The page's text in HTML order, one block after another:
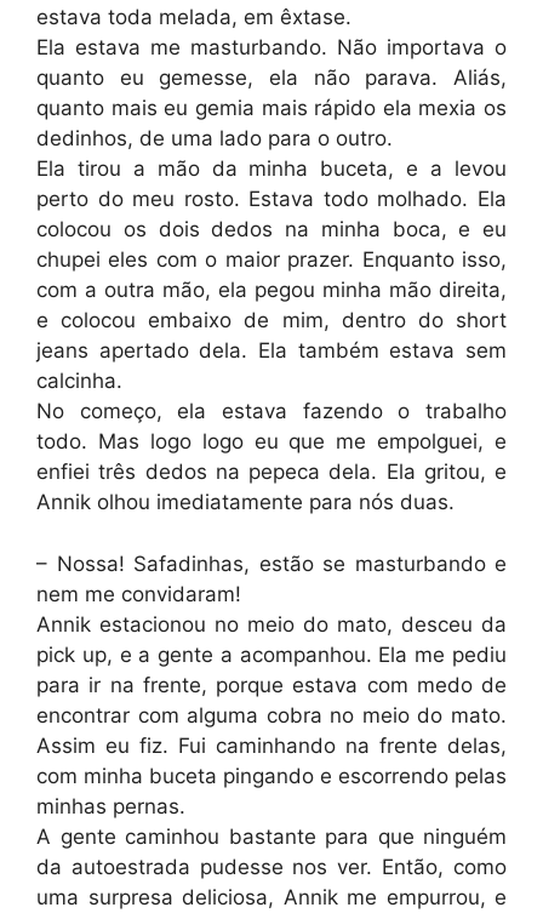
estava toda melada, em êxtase.
Ela estava me masturbando. Não importava o
quanto eu gemesse, ela não parava. Aliás,
quanto mais eu gemia mais rápido ela mexia os
dedinhos, de uma lado para o outro.
Ela tirou a mão da minha buceta, e a levou
perto do meu rosto. Estava todo molhado. Ela
colocou os dois dedos na minha boca, e eu
chupei eles com o maior prazer. Enquanto isso,
com a outra mão, ela pegou minha mão direita,
e colocou embaixo de mim, dentro do short
jeans apertado dela. Ela também estava sem
calcinha.
No começo, ela estava fazendo o trabalho
todo. Mas logo logo eu que me empolguei, e
enfiei três dedos na pepeca dela. Ela gritou, e
Annik olhou imediatamente para nós duas.
– Nossa! Safadinhas, estão se masturbando e
nem me convidaram!
Annik estacionou no meio do mato, desceu da
pick up, e a gente a acompanhou. Ela me pediu
para ir na frente, porque estava com medo de
encontrar com alguma cobra no meio do mato.
Assim eu fiz. Fui caminhando na frente delas,
com minha buceta pingando e escorrendo pelas
minhas pernas.
A gente caminhou bastante para que ninguém
da autoestrada pudesse nos ver. Então, como
uma surpresa deliciosa, Annik me empurrou, e